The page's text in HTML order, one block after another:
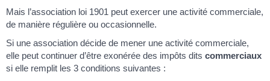
Mais l’association loi 1901 peut exercer une activité commerciale,
de manière régulière ou occasionnelle.
Si une association décide de mener une activité commerciale,
elle peut continuer d’être exonérée des impôts dits commerciaux
si elle remplit les 3 conditions suivantes :